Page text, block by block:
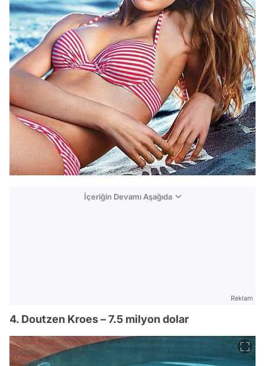
İçeriğin Devamı Aşağıda
Reklam
4. Doutzen Kroes – 7.5 milyon dolar